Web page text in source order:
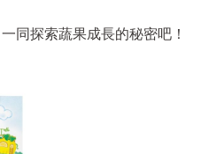
同探索蔬果成長的秘密吧！